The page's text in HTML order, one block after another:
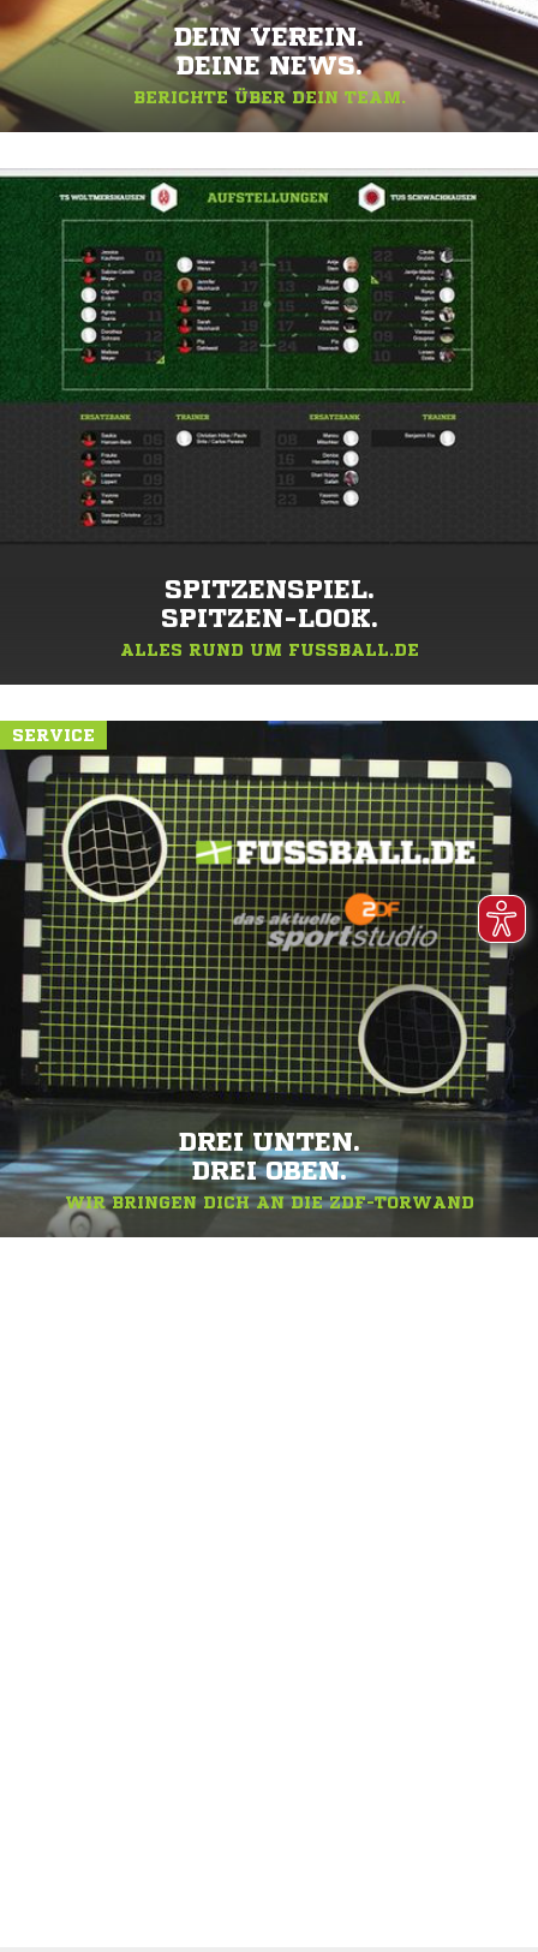
DEIN VEREIN.
DEINE NEWS.
BERICHTE ÜBER DEIN TEAM.
SPITZENSPIEL.
SPITZEN-LOOK.
ALLES RUND UM FUSSBALL.DE
SERVICE
DREI UNTEN.
DREI OBEN.
WIR BRINGEN DICH AN DIE ZDF-TORWAND